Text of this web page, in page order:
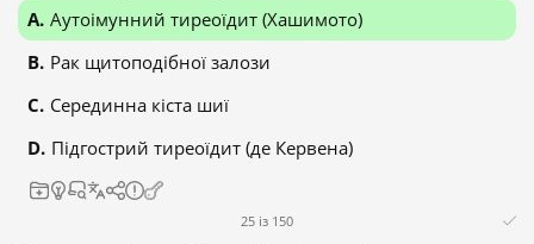
Аутоімунний тиреоїдит (Хашимото)
Рак щитоподібної залози
Серединна кіста шиї
Підгострий тиреоїдит (де Кервена)
25 із 150